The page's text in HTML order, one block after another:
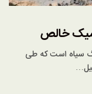
خالص
سیاه است که طی